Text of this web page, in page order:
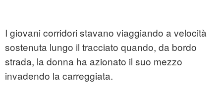
I giovani corridori stavano viaggiando a velocità
sostenuta lungo il tracciato quando, da bordo
strada, la donna ha azionato il suo mezzo
invadendo la carreggiata.